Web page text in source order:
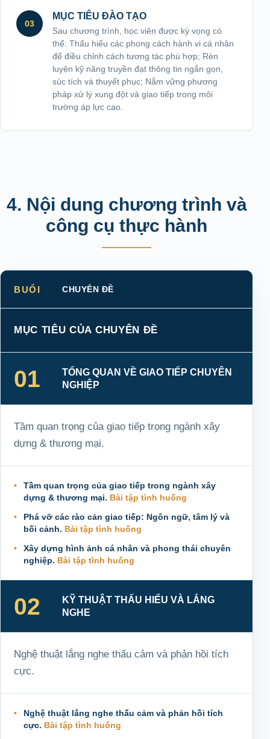
03
MỤC TIÊU ĐÀO TẠO
Sau chương trình, học viên được kỳ vọng có
thể: Thấu hiểu các phong cách hành vi cá nhân
để điều chỉnh cách tương tác phù hợp; Rèn
luyện kỹ năng truyền đạt thông tin ngắn gọn,
súc tích và thuyết phục; Nắm vững phương
pháp xử lý xung đột và giao tiếp trong môi
trường áp lực cao.
4. Nội dung chương trình và
công cụ thực hành
BUỔI CHUYÊN ĐỀ
MỤC TIÊU CỦA CHUYÊN ĐỀ
01
TỔNG QUAN VỀ GIAO TIẾP CHUYÊN
NGHIỆP
Tầm quan trọng của giao tiếp trong ngành xây
dựng & thương mại.
Tầm quan trọng của giao tiếp trong ngành xây
dựng & thương mại. Bài tập tình huống
Phá vỡ các rào cản giao tiếp: Ngôn ngữ, tâm lý và
bối cảnh. Bài tập tình huống
Xây dựng hình ảnh cá nhân và phong thái chuyên
nghiệp. Bài tập tình huống
02
KỸ THUẬT THẤU HIỂU VÀ LẮNG
NGHE
Nghệ thuật lắng nghe thấu cảm và phản hồi tích
cực.
Nghệ thuật lắng nghe thấu cảm và phản hồi tích
cực. Bài tập tình huống